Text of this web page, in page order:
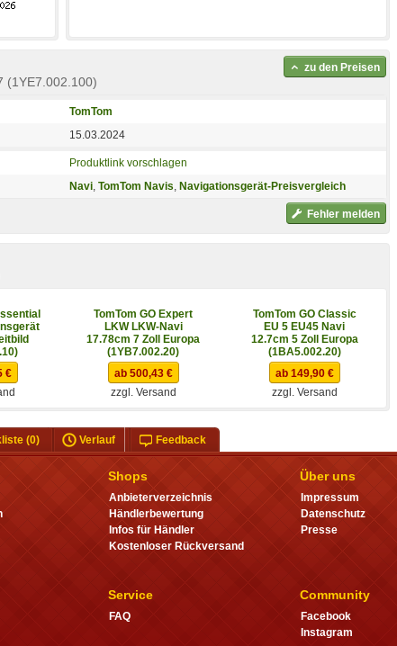
(1YE7.002.100)
zu den Preisen
TomTom
15.03.2024
Produktlink vorschlagen
Navi, TomTom Navis, Navigationsgerät-Preisvergleich
Fehler melden
TomTom GO Expert
LKW LKW-Navi
17.78cm 7 Zoll Europa
(1YB7.002.20)
TomTom GO Classic
EU 5 EU45 Navi
12.7cm 5 Zoll Europa
(1BA5.002.20)
€
ab 500,43 €
zzgl. Versand
ab 149,90 €
zzgl. Versand
(0) Verlauf Feedback
Shops
Anbieterverzeichnis
Händlerbewertung
Infos für Händler
Kostenloser Rückversand
Service
FAQ
Über uns
Impressum
Datenschutz
Presse
Community
Facebook
Instagram